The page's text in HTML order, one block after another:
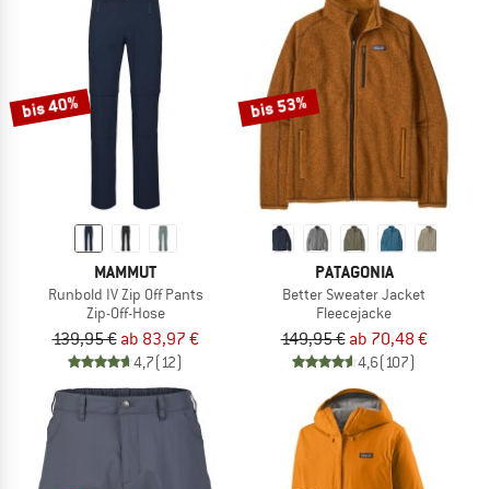
bis 40%
MAMMUT
Runbold IV Zip Off Pants
Zip-Off-Hose
139,95 € ab 83,97 €
4,7(12)
bis 53%
PATAGONIA
Better Sweater Jacket
Fleecejacke
149,95 € ab 70,48 €
4,6(107)